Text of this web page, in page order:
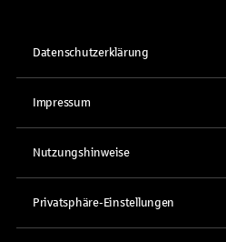
Datenschutzerklärung
Impressum
Nutzungshinweise
Privatsphäre-Einstellungen